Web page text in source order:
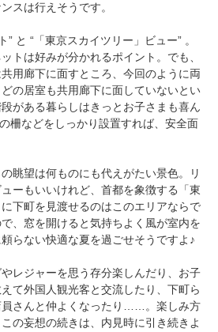
スは行えそうです。
と “「東京スカイツリー」ビュー” 。
トは好みが分かれるポイント。でも、
用廊下に面すところ、今回のように両
の居室も共用廊下に面していないとい
がある暮らしはきっとお子さまも喜ん
柵などをしっかり設置すれば、安全面
眺望は何ものにも代えがたい景色。リ
ーもいいけれど、首都を象徴する「東
下町を見渡せるのはこのエリアならで
、窓を開けると気持ちよく風が室内を
らない快適な夏を過ごせそうですよ♪
レジャーを思う存分楽しんだり、お子
て外国人観光客と交流したり、下町ら
員さんと仲よくなったり……。楽しみ方
の妄想の続きは、内見時に引き続きよ